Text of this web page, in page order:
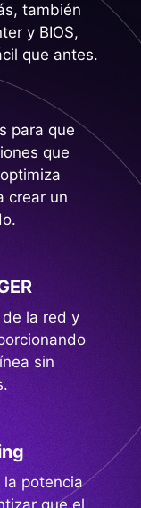
también
y BIOS,
que antes.
para que
que
crear un
la red y
sin
potencia